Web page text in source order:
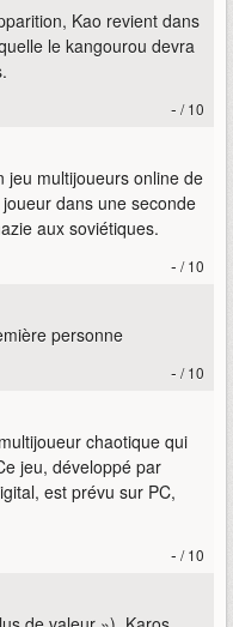
Kao revient dans
le kangourou devra
- / 10
jeu multijoueurs online de
dans une seconde
aux soviétiques.
- / 10
personne
- / 10
chaotique qui
jeu, développé par
est prévu sur PC,
- / 10